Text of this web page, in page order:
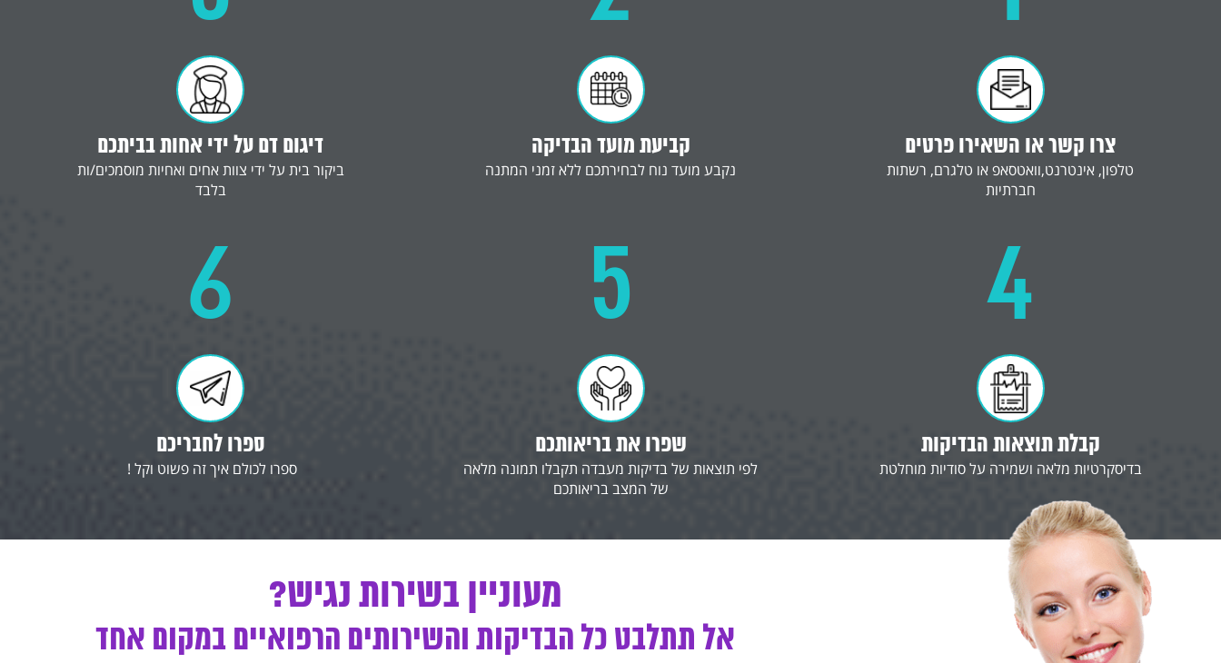
צרו קשר או השאירו פרטים
טלפון, אינטרנט,וואטסאפ או טלגרם, רשתות
חברתיות
קביעת מועד הבדיקה
נקבע מועד נוח לבחירתכם ללא זמני המתנה
דיגום דם על ידי אחות בביתכם
ביקור בית על ידי צוות אחים ואחיות מוסמכים/ות
בלבד
4
קבלת תוצאות הבדיקות
בדיסקרטיות מלאה ושמירה על סודיות מוחלטת
5
שפרו את בריאותכם
לפי תוצאות של בדיקות מעבדה תקבלו תמונה מלאה
של המצב בריאותכם
6
ספרו לחבריכם
ספרו לכולם איך זה פשוט וקל !
מעוניין בשירות נגיש?
אל תתלבט כל הבדיקות והשירותים הרפואיים במקום אחד